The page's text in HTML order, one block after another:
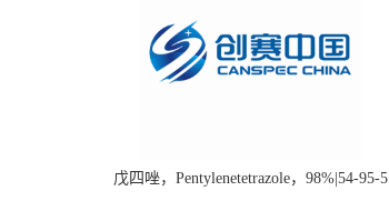
戊四唑，Pentylenetetrazole，98%|54-95-5